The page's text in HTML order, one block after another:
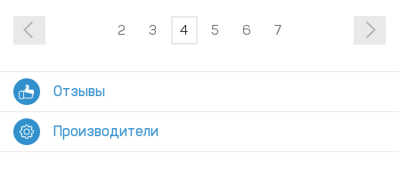
2 3 4 5 6 7
Отзывы
Производители